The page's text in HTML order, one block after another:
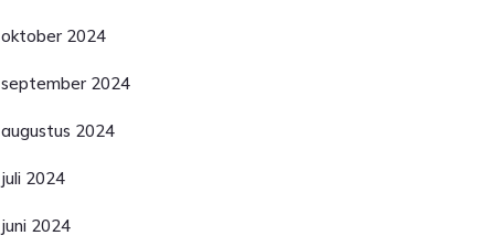
oktober 2024
september 2024
augustus 2024
juli 2024
juni 2024